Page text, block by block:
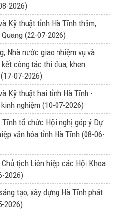
2026)
Kỹ thuật tỉnh Hà Tĩnh thăm,
(22-07-2026)
Nhà nước giao nhiệm vụ và
công tác thi đua, khen
(17-07-2026)
Kỹ thuật hai tỉnh Hà Tĩnh -
nghiệm (10-07-2026)
tổ chức Hội nghị góp ý Dự
văn hóa tỉnh Hà Tĩnh (08-06-
tịch Liên hiệp các Hội Khoa
2026)
tạo, xây dựng Hà Tĩnh phát
2026)